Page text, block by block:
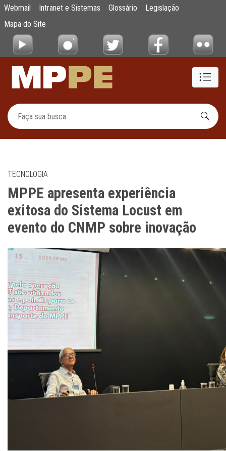
Pular para o Conteúdo principal
MPPE apresenta experiência exitosa do
Webmail Intranet e Sistemas Glossário
Legislação
Mapa do Site
TECNOLOGIA
MPPE apresenta experiência
exitosa do Sistema Locust em
evento do CNMP sobre inovação